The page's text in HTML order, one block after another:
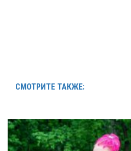
СМОТРИТЕ ТАКЖЕ: